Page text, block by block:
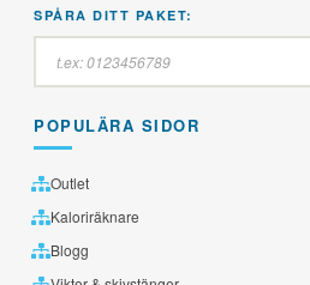
SPÅRA DITT PAKET:
POPULÄRA SIDOR
Outlet
Kaloriräknare
Blogg